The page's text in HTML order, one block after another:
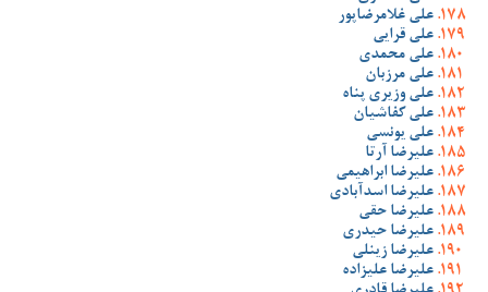
علی غلامرضاپور
علی قرایی
علی محمدی
علی مرزبان
علی وزیری پناه
علی کفاشیان
علی یونسی
علیرضا آرتا
علیرضا ابراهیمی
علیرضا اسدآبادی
علیرضا حقی
علیرضا حیدری
علیرضا زینلی
علیرضا علیزاده